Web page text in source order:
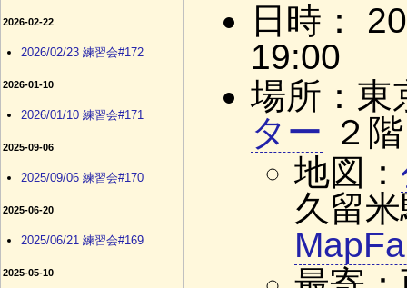
日時：
19:00
場所：東
ター ２
地図：
久留
2026-02-22
2026/02/23 練習会#172
2026-01-10
2026/01/10 練習会#171
2025-09-06
2025/09/06 練習会#170
2025-06-20
2025/06/21 練習会#169
2025-05-10